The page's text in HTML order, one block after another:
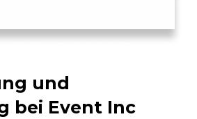
und
bei Event Inc